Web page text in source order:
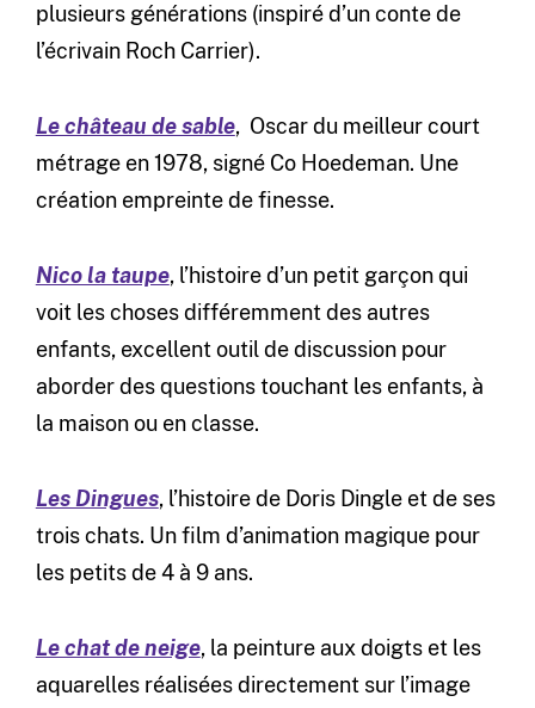
plusieurs générations (inspiré d’un conte de
l’écrivain Roch Carrier).
Le château de sable, Oscar du meilleur court
métrage en 1978, signé Co Hoedeman. Une
création empreinte de finesse.
Nico la taupe, l’histoire d’un petit garçon qui
voit les choses différemment des autres
enfants, excellent outil de discussion pour
aborder des questions touchant les enfants, à
la maison ou en classe.
Les Dingues, l’histoire de Doris Dingle et de ses
trois chats. Un film d’animation magique pour
les petits de 4 à 9 ans.
Le chat de neige, la peinture aux doigts et les
aquarelles réalisées directement sur l’image